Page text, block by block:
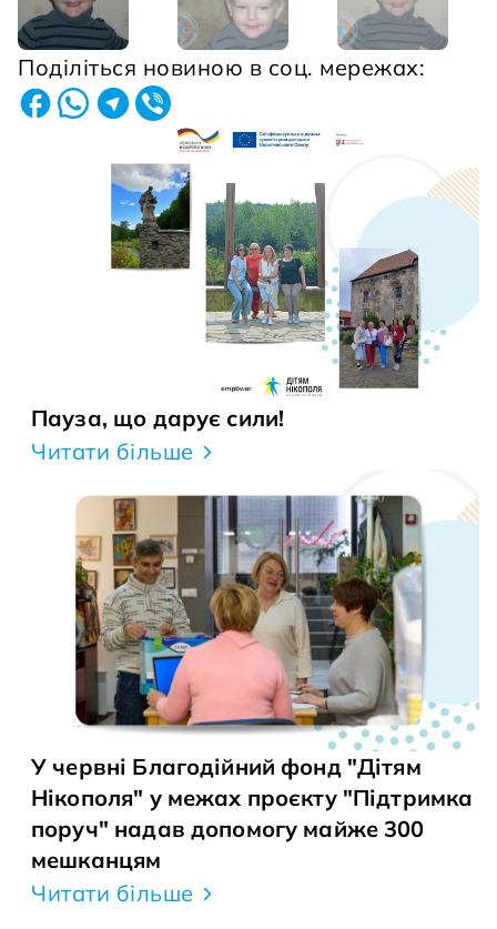
Поділіться новиною в соц. мережах:
Пауза, що дарує сили!
Читати більше
У червні Благодійний фонд "Дітям
Нікополя" у межах проєкту "Підтримка
поруч" надав допомогу майже 300
мешканцям
Читати більше